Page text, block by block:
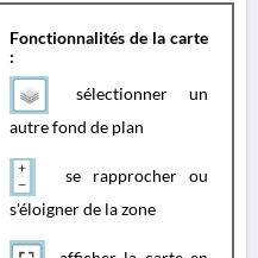
Fonctionnalités de la carte
:
sélectionner un
autre fond de plan
se rapprocher ou
s'éloigner de la zone